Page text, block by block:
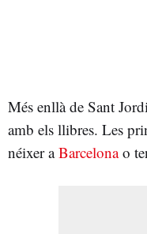
Més enllà de Sant
amb els llibres. Les
néixer aBarcelonao